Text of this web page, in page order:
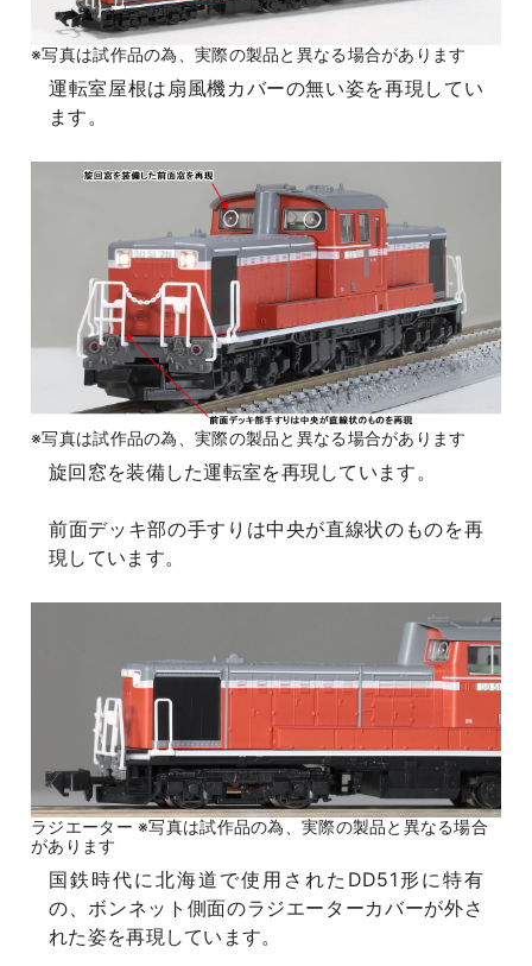
※写真は試作品の為、実際の製品と異なる場合があります
運転室屋根は扇風機カバーの無い姿を再現してい
ます。
※写真は試作品の為、実際の製品と異なる場合があります
旋回窓を装備した運転室を再現しています。
前面デッキ部の手すりは中央が直線状のものを再
現しています。
ラジエーター ※写真は試作品の為、実際の製品と異なる場合
があります
国鉄時代に北海道で使用されたDD51形に特有
の、ボンネット側面のラジエーターカバーが外さ
れた姿を再現しています。